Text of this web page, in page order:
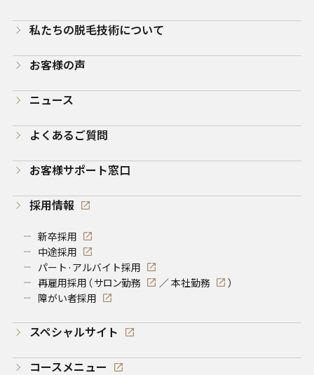
私たちの脱毛技術について
お客様の声
ニュース
よくあるご質問
お客様サポート窓口
採用情報
新卒採用
中途採用
パート·アルバイト採用
再雇用採用（ サロン勤務 ／本社勤務
）
障がい者採用
スペシャルサイト
コースメニュー